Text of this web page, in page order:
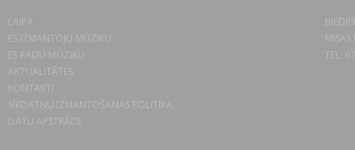
LAIPA
ES IZMANTOJU MŪZIKU
ES RADU MŪZIKU
AKTUALITĀTES
KONTAKTI
SĪKDATŅU IZMANTOŠANAS POLITIKA
DATU APSTRĀDE
TEL.